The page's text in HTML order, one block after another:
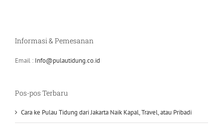
Informasi & Pemesanan
Email : Info@pulautidung.co.id
Pos-pos Terbaru
Cara ke Pulau Tidung dari Jakarta Naik Kapal, Travel, atau Pribadi